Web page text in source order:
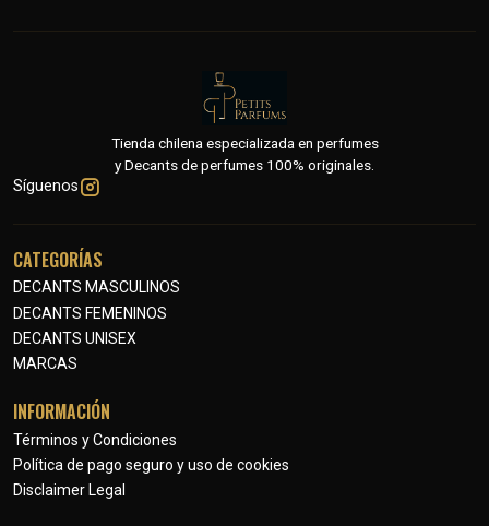
Tienda chilena especializada en perfumes
y Decants de perfumes 100% originales.
Síguenos
CATEGORÍAS
DECANTS MASCULINOS
DECANTS FEMENINOS
DECANTS UNISEX
MARCAS
INFORMACIÓN
Términos y Condiciones
Política de pago seguro y uso de cookies
Disclaimer Legal